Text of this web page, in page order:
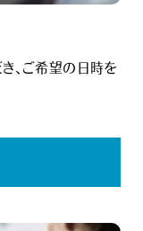
、ご希望の日時を